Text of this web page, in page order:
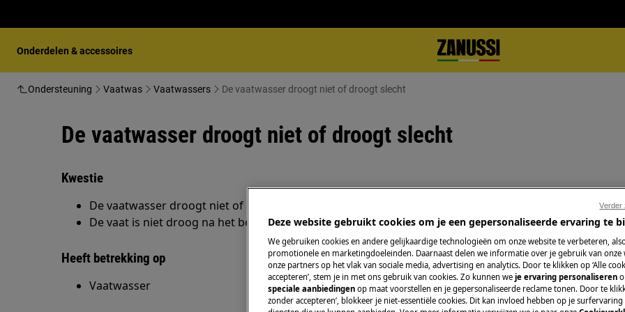
Onderdelen & accessoires
Ondersteuning Vaatwas Vaatwassers De vaatwasser droogt niet of droogt slecht
De vaatwasser droogt niet of droogt slecht
Kwestie
De vaatwasser droogt niet of droogt slecht.
De vaat is niet droog na het beëindigen van het afwasprogramma.
Heeft betrekking op
Vaatwasser
Boek een
Maak een
gekwalificeerde
onze
Herstelling
Deze website gebruikt cookies om je een gepersonaliseerde ervaring te
We gebruiken cookies en andere gelijkaardige technologieën om onze website te verbeteren,
promotionele en marketingdoeleinden. Daarnaast delen we informatie over je gebruik van onze
onze partners op het vlak van sociale media, advertising en analytics. Door te klikken op ‘Alle
accepteren’, stem je in met ons gebruik van cookies. Zo kunnen we je ervaring personaliseren
speciale aanbiedingen op maat voorstellen en je gepersonaliseerde reclame tonen. Door te
zonder accepteren’, blokkeer je niet-essentiële cookies. Dit kan invloed hebben op je
Verder